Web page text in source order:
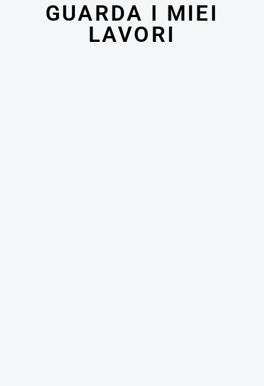
GUARDA I MIEI
LAVORI